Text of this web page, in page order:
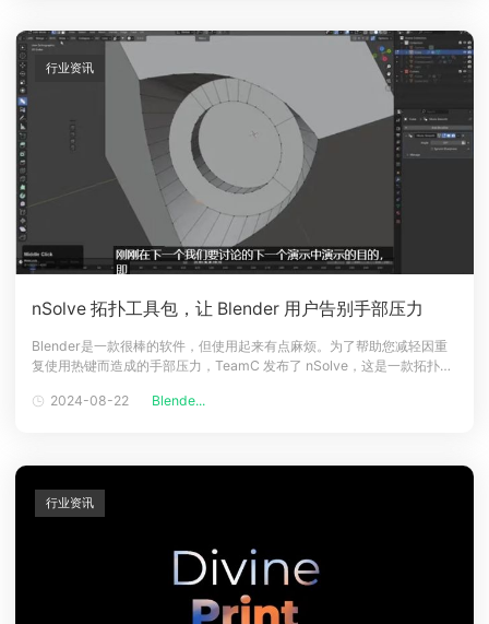
nSolve 拓扑工具包，让 Blender 用户告别手部压力
Blender是一款很棒的软件，但使用起来有点麻烦。为了帮助您减轻因重
复使用热键而造成的手部压力，TeamC 发布了 nSolve，这是一款拓扑解
可以快速切割网格、分离其各个部分并轻松使用 Ngon。许多艺术家可能
2024-08-22 Blende...
行业资讯
行业资讯